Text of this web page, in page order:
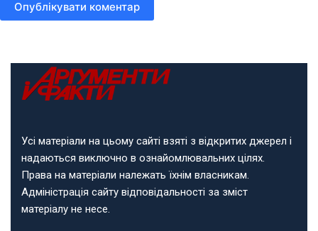
Опублікувати коментар
Усі матеріали на цьому сайті взяті з відкритих джерел і
надаються виключно в ознайомлювальних цілях.
Права на матеріали належать їхнім власникам.
Адміністрація сайту відповідальності за зміст
матеріалу не несе.